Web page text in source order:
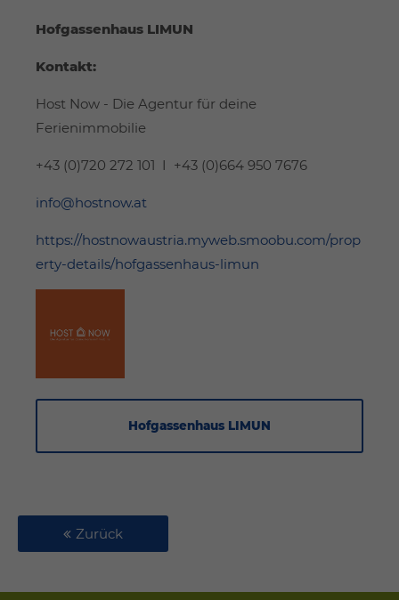
Hofgassenhaus LIMUN
Kontakt:
Host Now - Die Agentur für deine
Ferienimmobilie
+43 (0)720 272 101 I +43 (0)664 950 7676
info@hostnow.at
https://hostnowaustria.myweb.smoobu.com/prop
erty-details/hofgassenhaus-limun
Hofgassenhaus LIMUN
Zurück